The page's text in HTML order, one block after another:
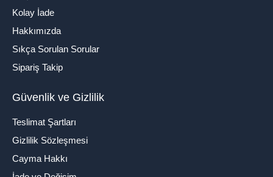
Kolay İade
Hakkımızda
Sıkça Sorulan Sorular
Sipariş Takip
Güvenlik ve Gizlilik
Teslimat Şartları
Gizlilik Sözleşmesi
Cayma Hakkı